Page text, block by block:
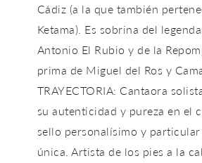
Cádiz (a la que también
Ketama). Es sobrina del
Antonio El Rubio y de la
prima de Miguel del Ros y
TRAYECTORIA: Cantaora
su autenticidad y pureza en el
sello personalísimo y
única. Artista de los pies a la